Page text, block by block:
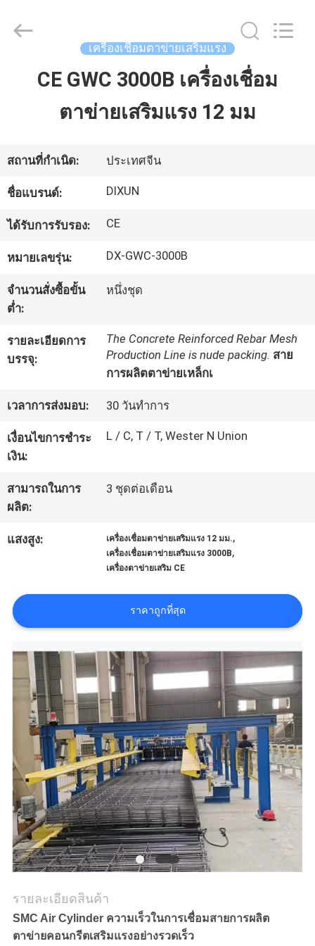
การ
แสดง
เกี่ยว
เรา
ทัวร์
โรงงาน
ควบคุม
คุณภาพ
เรา
ขอ
ใบ
เสนอ
ราคา
แผนผัง
เว็บไซต์
PRIVACY
POLICY
Mesh
เครื่องเชื่อมตาข่ายเสริมแรง
CE GWC 3000B เครื่องเชื่อม
ตาข่ายเสริมแรง 12 มม
สถานที่กำเนิด: ประเทศจีน
ชื่อแบรนด์: DIXUN
ได้รับการรับรอง: CE
หมายเลขรุ่น: DX-GWC-3000B
จำนวนสั่งซื้อขั้น
ต่ำ:
หนึ่งชุด
รายละเอียดการ
บรรจุ:
The Concrete Reinforced Rebar Mesh
Production Line is nude packing. สาย
การผลิตตาข่ายเหล็กเ
เวลาการส่งมอบ: 30 วันทำการ
เงื่อนไขการชำระ
เงิน:
L / C, T / T, Wester N Union
สามารถในการ
ผลิต:
3 ชุดต่อเดือน
แสงสูง: เครื่องเชื่อมตาข่ายเสริมแรง 12 มม.,
เครื่องเชื่อมตาข่ายเสริมแรง 3000B,
เครื่องตาข่ายเสริม CE
ราคาถูกที่สุด
รายละเอียดสินค้า
SMC Air Cylinder ความเร็วในการเชื่อมสายการผลิต
ตาข่ายคอนกรีตเสริมแรงอย่างรวดเร็ว